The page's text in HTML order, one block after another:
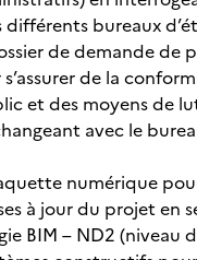
différents bureaux
de demande de
de la
et des moyens de
avec le
numérique
à jour du projet en
BIM – ND2 (niveau